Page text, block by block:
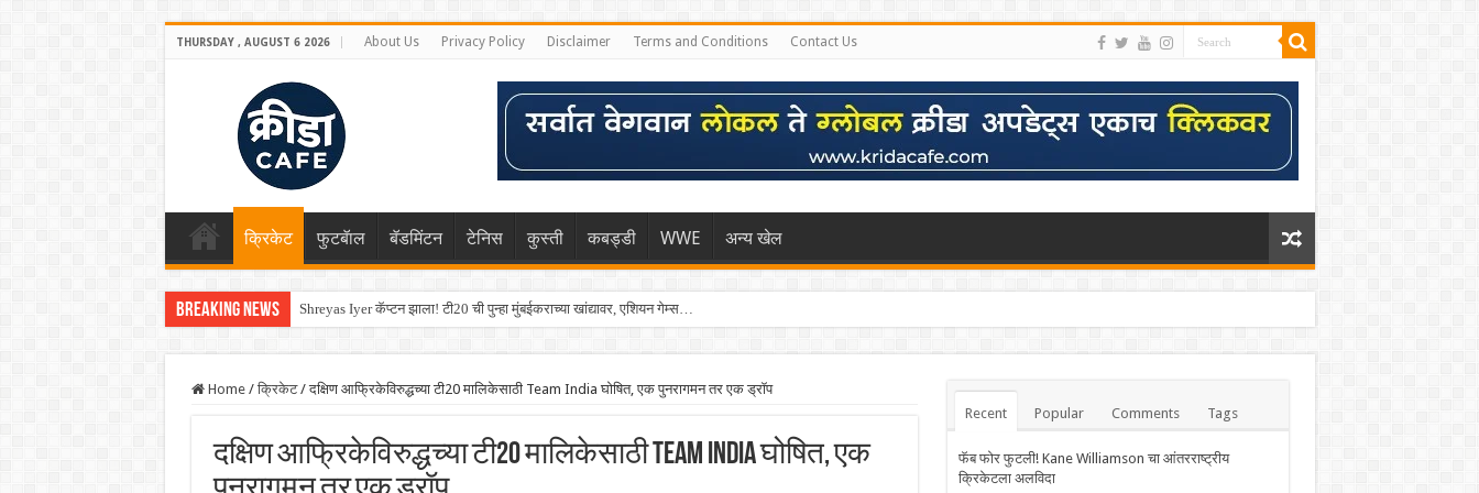
THURSDAY , AUGUST 6 2026 About Us Privacy Policy Disclaimer Terms and Conditions Contact Us
क्रिकेट फुटबॅाल बॅडमिंटन टेनिस कुस्ती कबड्डी WWE अन्य खेल
Breaking News Shreyas Iyer कॅप्टन झाला! टी20 ची पुन्हा मुंबईकराच्या खांद्यावर, एशियन गेम्स…
Home / क्रिकेट / दक्षिण आफ्रिकेविरुद्धच्या टी20 मालिकेसाठी Team India घोषित, एक पुनरागमन तर एक ड्रॉप
दक्षिण आफ्रिकेविरुद्धच्या टी20 मालिकेसाठी Team India घोषित, एक
Recent Popular Comments Tags
फॅब फोर फुटली! Kane Williamson चा आंतरराष्ट्रीय
क्रिकेटला अलविदा